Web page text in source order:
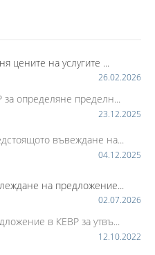
цените на услугите ...
26.02.2026
определяне пределн...
23.12.2025
въвеждане на...
04.12.2025
на предложение...
02.07.2026
в КЕВР за утвъ...
12.10.2022